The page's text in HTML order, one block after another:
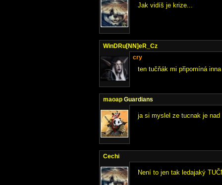
Jak vidíš je krize...
WinDRu[NN]eR_Cz
cry
ten tučňák mi připomíná
maoap Guardians
ja si myslel ze tucnak je nad
Cechi
Není to jen tak ledajaký